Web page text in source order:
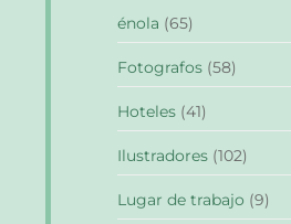
énola (65)
Fotografos (58)
Hoteles (41)
Ilustradores (102)
Lugar de trabajo (9)